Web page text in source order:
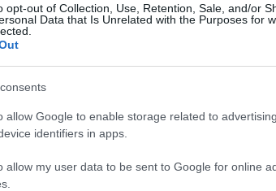
opt-out of Collection, Use, Retention, Sale, and/or
Data that Is Unrelated with the Purposes for
allow Google to enable storage related to
identifiers in apps.
allow my user data to be sent to Google for online